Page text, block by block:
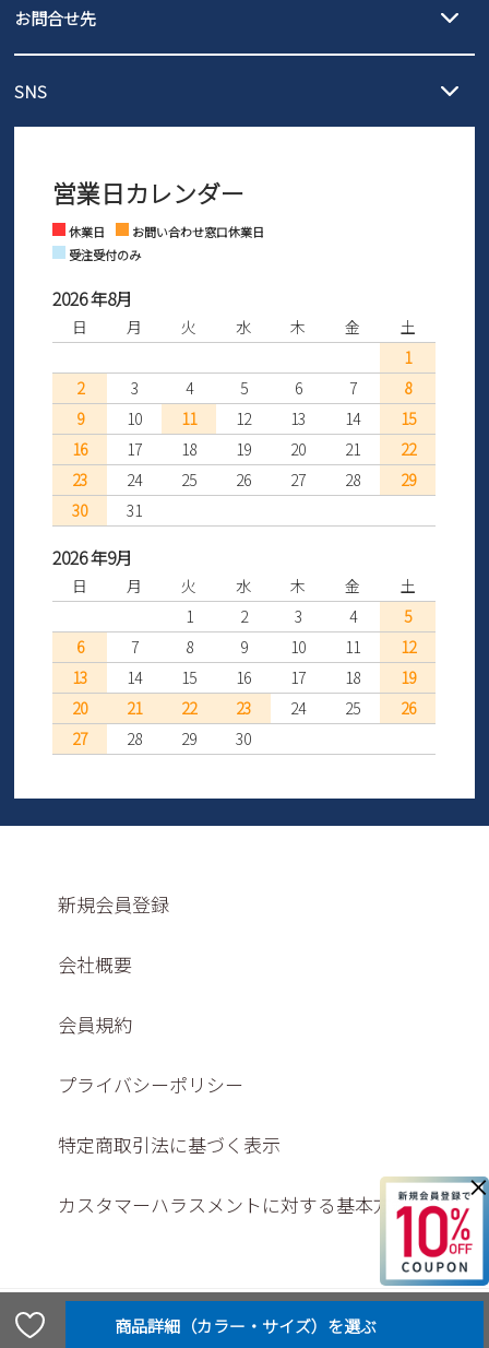
×
3,980円（税込）以上お買い上げで送料無料
ご利用ください。
ご利用ください。
の片道無料サービスを実施中！
ントとしても安心してご利用いただけるよう、サイズ交換の受付期
さい。
お問合せ先
営業時間：11時～17時
※土日祝はお問い合わせ窓口休業日となります。
SNS
Facebook Instagram
営業日カレンダー
休業日
お問い合わせ窓口休業日
受注受付のみ
2026 年8月
日 月 火 水 木 金
土
1
2
3 4 5 6 7
8
9
10 11 12 13 14
15
16
17 18 19 20 21
22
23
24 25 26 27 28
29
30
31
2026 年9月
日 月 火 水 木 金
土
1
2 3 4
5
6
7 8 9 10 11
12
13
14 15 16 17 18
19
20
21 22 23 24 25
26
27
28 29 30
新規会員登録
会社概要
会員規約
プライバシーポリシー
特定商取引法に基づく表示
カスタマーハラスメントに対する基本方針
© Washington shoe store co., ltd,